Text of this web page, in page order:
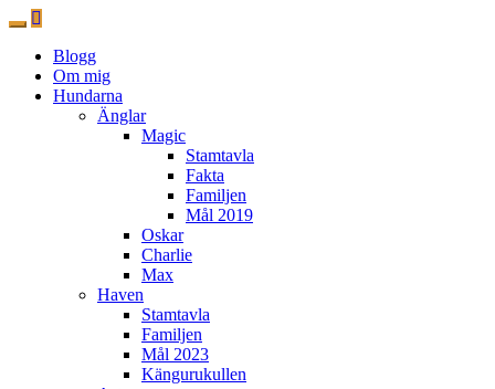
Blogg
Om mig
Hundarna
Änglar
Magic
Stamtavla
Fakta
Familjen
Mål 2019
Oskar
Charlie
Max
Haven
Stamtavla
Familjen
Mål 2023
Kängurukullen